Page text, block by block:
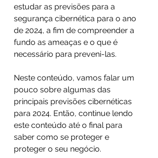
estudar as previsões para a
segurança cibernética para o ano
de 2024, a fim de compreender a
fundo as ameaças e o que é
necessário para preveni-las.
Neste conteúdo, vamos falar um
pouco sobre algumas das
principais previsões cibernéticas
para 2024. Então, continue lendo
este conteúdo até o final para
saber como se proteger e
proteger o seu negócio.